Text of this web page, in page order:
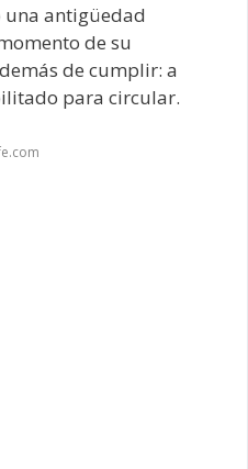
una antigüedad
de su
de cumplir: a
para circular.